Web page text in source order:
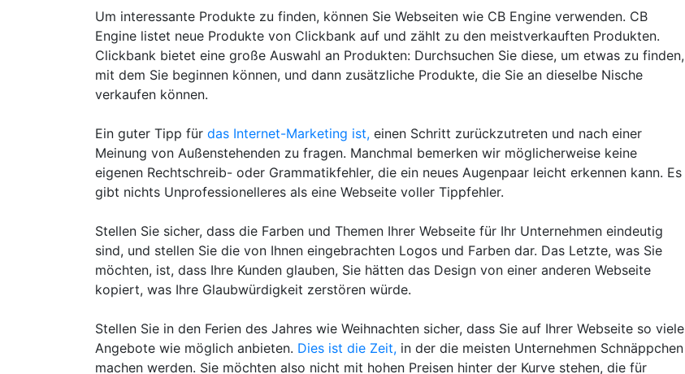
Um interessante Produkte zu finden, können Sie Webseiten wie CB Engine verwenden. CB
Engine listet neue Produkte von Clickbank auf und zählt zu den meistverkauften Produkten.
Clickbank bietet eine große Auswahl an Produkten: Durchsuchen Sie diese, um etwas zu finden,
mit dem Sie beginnen können, und dann zusätzliche Produkte, die Sie an dieselbe Nische
verkaufen können.
Ein guter Tipp für das Internet-Marketing ist, einen Schritt zurückzutreten und nach einer
Meinung von Außenstehenden zu fragen. Manchmal bemerken wir möglicherweise keine
eigenen Rechtschreib- oder Grammatikfehler, die ein neues Augenpaar leicht erkennen kann. Es
gibt nichts Unprofessionelleres als eine Webseite voller Tippfehler.
Stellen Sie sicher, dass die Farben und Themen Ihrer Webseite für Ihr Unternehmen eindeutig
sind, und stellen Sie die von Ihnen eingebrachten Logos und Farben dar. Das Letzte, was Sie
möchten, ist, dass Ihre Kunden glauben, Sie hätten das Design von einer anderen Webseite
kopiert, was Ihre Glaubwürdigkeit zerstören würde.
Stellen Sie in den Ferien des Jahres wie Weihnachten sicher, dass Sie auf Ihrer Webseite so viele
Angebote wie möglich anbieten. Dies ist die Zeit, in der die meisten Unternehmen Schnäppchen
machen werden. Sie möchten also nicht mit hohen Preisen hinter der Kurve stehen, die für